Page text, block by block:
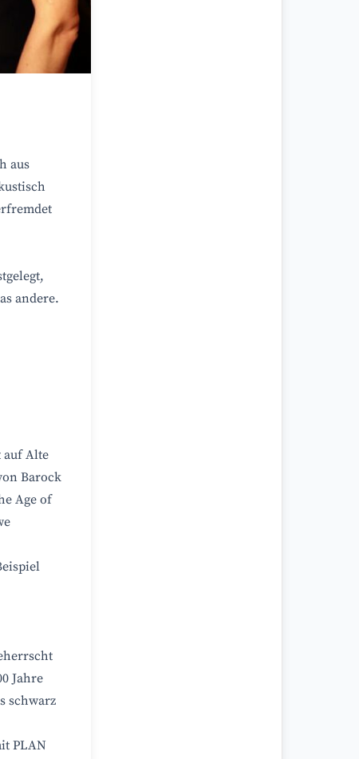
aus
andere.
auf Alte
Barock
Age of
Jahre
schwarz
PLAN